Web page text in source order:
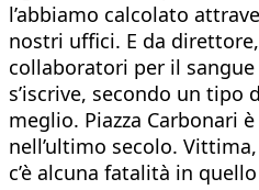
l’abbiamo calcolato
nostri uffici. E da
collaboratori per il
s’iscrive, secondo un
meglio. Piazza Carbonari
nell’ultimo secolo.
c’è alcuna fatalità in